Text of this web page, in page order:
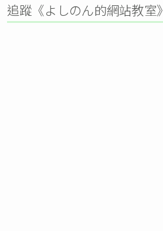
追蹤《よしのん的網站教室》